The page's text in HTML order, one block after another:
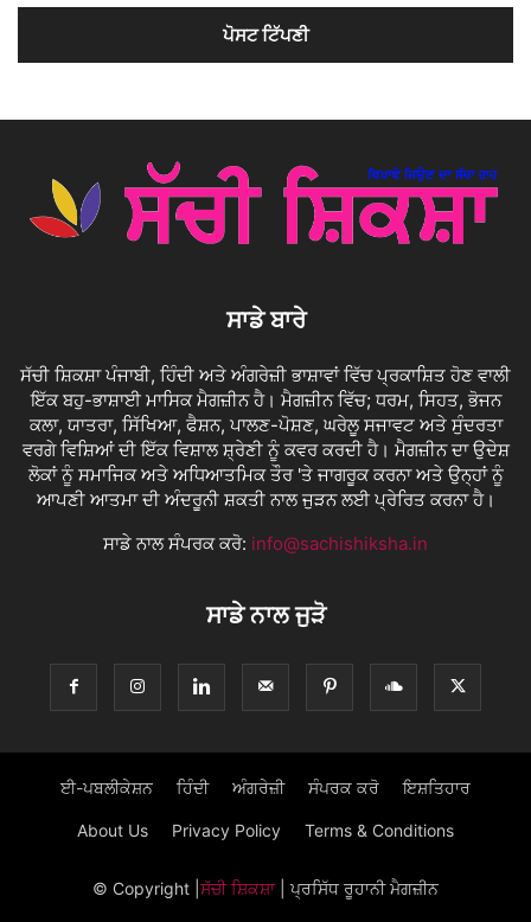
ਸਾਡੇ ਬਾਰੇ
ਸੱਚੀ ਸ਼ਿਕਸ਼ਾ ਪੰਜਾਬੀ, ਹਿੰਦੀ ਅਤੇ ਅੰਗਰੇਜ਼ੀ ਭਾਸ਼ਾਵਾਂ ਵਿੱਚ ਪ੍ਰਕਾਸ਼ਿਤ ਹੋਣ ਵਾਲੀ
ਇੱਕ ਬਹੁ-ਭਾਸ਼ਾਈ ਮਾਸਿਕ ਮੈਗਜ਼ੀਨ ਹੈ। ਮੈਗਜ਼ੀਨ ਵਿੱਚ; ਧਰਮ, ਸਿਹਤ, ਭੋਜਨ
ਕਲਾ, ਯਾਤਰਾ, ਸਿੱਖਿਆ, ਫੈਸ਼ਨ, ਪਾਲਣ-ਪੋਸ਼ਣ, ਘਰੇਲੂ ਸਜਾਵਟ ਅਤੇ ਸੁੰਦਰਤਾ
ਵਰਗੇ ਵਿਸ਼ਿਆਂ ਦੀ ਇੱਕ ਵਿਸ਼ਾਲ ਸ਼੍ਰੇਣੀ ਨੂੰ ਕਵਰ ਕਰਦੀ ਹੈ। ਮੈਗਜ਼ੀਨ ਦਾ ਉਦੇਸ਼
ਲੋਕਾਂ ਨੂੰ ਸਮਾਜਿਕ ਅਤੇ ਅਧਿਆਤਮਿਕ ਤੌਰ 'ਤੇ ਜਾਗਰੂਕ ਕਰਨਾ ਅਤੇ ਉਨ੍ਹਾਂ ਨੂੰ
ਆਪਣੀ ਆਤਮਾ ਦੀ ਅੰਦਰੂਨੀ ਸ਼ਕਤੀ ਨਾਲ ਜੁੜਨ ਲਈ ਪ੍ਰੇਰਿਤ ਕਰਨਾ ਹੈ।
ਸਾਡੇ ਨਾਲ ਸੰਪਰਕ ਕਰੋ: info@sachishiksha.in
ਸਾਡੇ ਨਾਲ ਜੁੜੋ
ਈ-ਪਬਲੀਕੇਸ਼ਨ ਹਿੰਦੀ ਅੰਗਰੇਜ਼ੀ ਸੰਪਰਕ ਕਰੋ ਇਸ਼ਤਿਹਾਰ
About Us Privacy Policy Terms & Conditions
© Copyright ਸੱਚੀ ਸ਼ਿਕਸ਼ਾ| ਪ੍ਰਸਿੱਧ ਰੂਹਾਨੀ ਮੈਗਜ਼ੀਨ